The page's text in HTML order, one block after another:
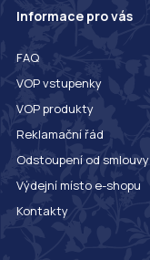
Informace pro vás
FAQ
VOP vstupenky
VOP produkty
Reklamační řád
Odstoupení od smlouvy
Výdejní místo e-shopu
Kontakty